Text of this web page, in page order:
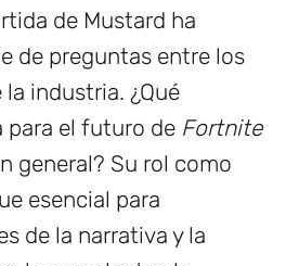
de Mustard ha
de preguntas entre los
industria. ¿Qué
para el futuro de Fortnite
general? Su rol como
esencial para
de la narrativa y la